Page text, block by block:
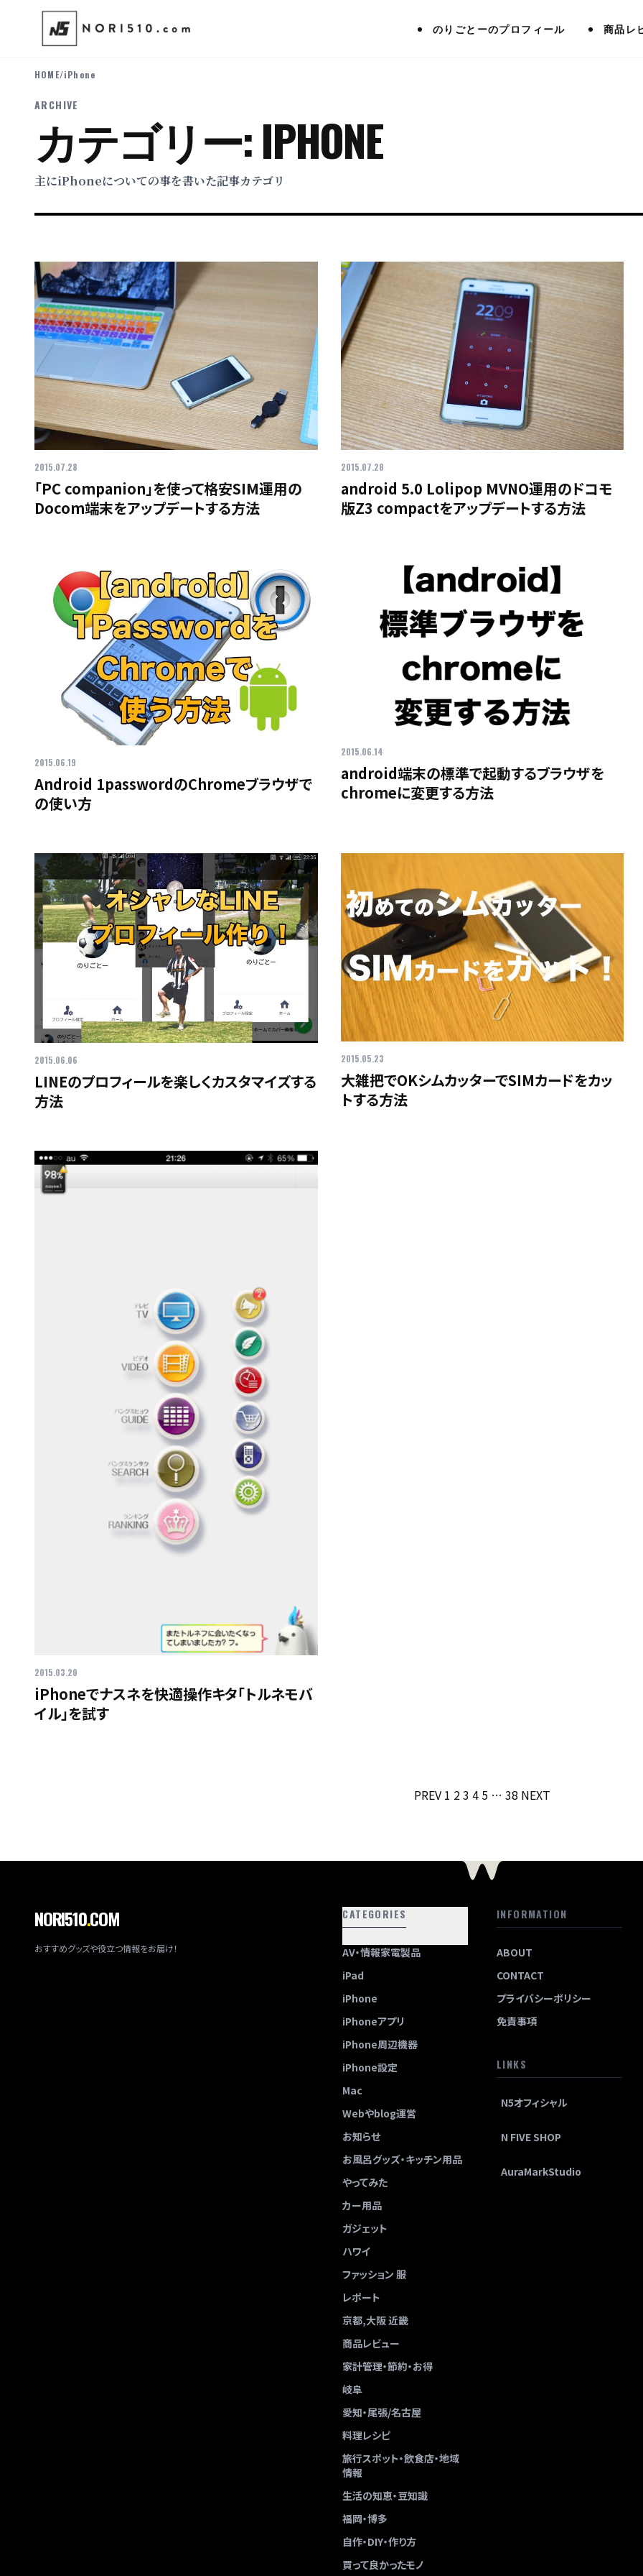
のりごとーのプロフィール 商品レ
HOME/iPhone
ARCHIVE
カテゴリー:IPHONE
主にiPhoneについての事を書いた記事カテゴリ
2015.07.28
「PC companion」を使って格安SIM運用の
Docom端末をアップデートする方法
2015.07.28
android 5.0 Lolipop MVNO運用のドコモ
版Z3 compactをアップデートする方法
2015.06.19
Android 1passwordのChromeブラウザで
の使い方
2015.06.14
android端末の標準で起動するブラウザを
chromeに変更する方法
2015.06.06
LINEのプロフィールを楽しくカスタマイズする
方法
2015.05.23
大雑把でOKシムカッターでSIMカードをカッ
トする方法
2015.03.20
iPhoneでナスネを快適操作キタ「トルネモバ
イル」を試す
投
ー
PREV 1 23 4 5 … 38 NEXT
NORI510.COM
おすすめグッズや役立つ情報をお届け！
CATEGORIES
AV・情報家電製品
iPad
iPhone
iPhoneアプリ
iPhone周辺機器
iPhone設定
Mac
Webやblog運営
お知らせ
お風呂グッズ・キッチン用品
やってみた
カー用品
ガジェット
ハワイ
ファッション 服
レポート
京都,大阪 近畿
商品レビュー
家計管理・節約・お得
岐阜
愛知・尾張/名古屋
料理レシピ
旅行スポット・飲食店・地域
情報
生活の知恵・豆知識
福岡・博多
自作・DIY・作り方
買って良かったモノ
INFORMATION
ABOUT
CONTACT
プライバシーポリシー
免責事項
LINKS
N5オフィシャル
N FIVE SHOP
AuraMarkStudio